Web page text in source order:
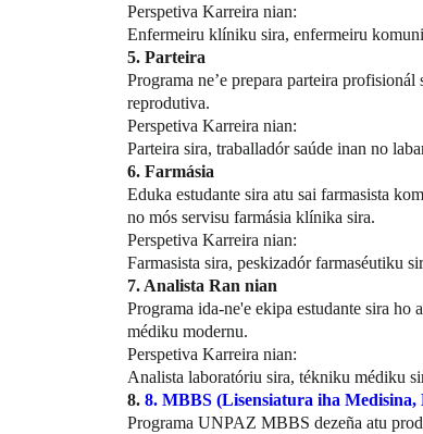
Perspetiva Karreira nian:
Enfermeiru klíniku sira, enfermeiru
5. Parteira
Programa ne’e prepara parteira
reprodutiva.
Perspetiva Karreira nian:
Parteira sira, traballadór saúde inan no
6. Farmásia
Eduka estudante sira atu sai farmasista
no mós servisu farmásia klínika sira.
Perspetiva Karreira nian:
Farmasista sira, peskizadór farmaséutiku
7. Analista Ran nian
Programa ida-ne'e ekipa estudante sira
médiku modernu.
Perspetiva Karreira nian:
Analista laboratóriu sira, tékniku médiku
8. 8. MBBS (Lisensiatura iha
Programa UNPAZ MBBS dezeña atu